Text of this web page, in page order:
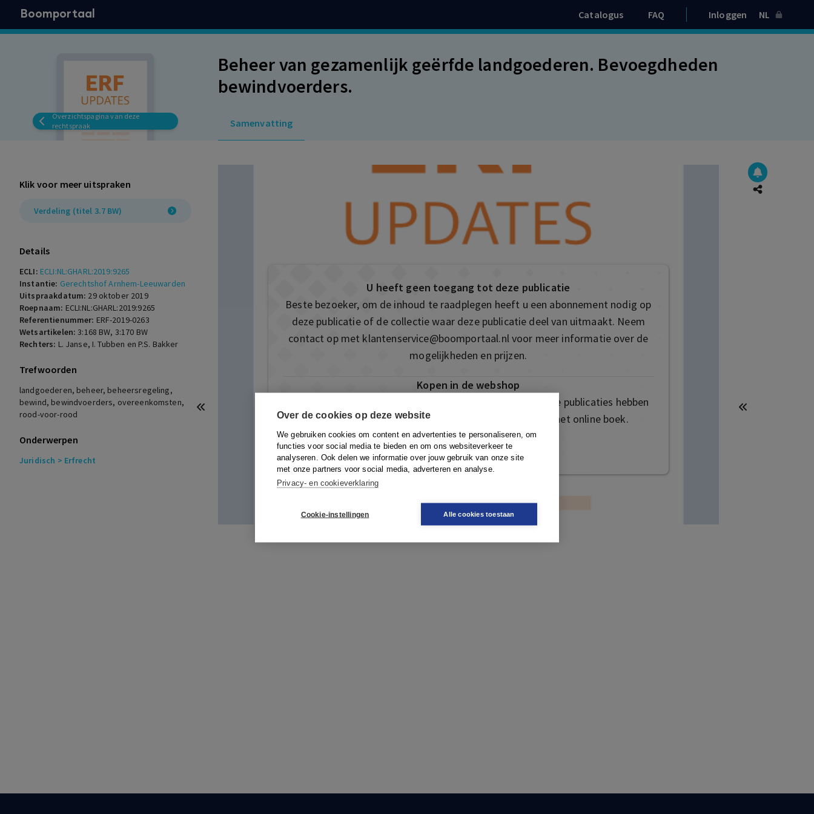
Over de cookies op deze website
We gebruiken cookies om content en advertenties te personaliseren, om
functies voor social media te bieden en om ons websiteverkeer te
analyseren. Ook delen we informatie over jouw gebruik van onze site
met onze partners voor social media, adverteren en analyse.
Privacy- en cookieverklaring
Cookie-instellingen Alle cookies toestaan
Boomportaal Catalogus FAQ Inloggen NL
Overzichtspagina van deze
rechtspraak
Beheer van gezamenlijk geërfde landgoederen. Bevoegdheden
bewindvoerders.
Samenvatting
Klik voor meer uitspraken
Verdeling (titel 3.7 BW)
Details
ECLI: ECLI:NL:GHARL:2019:9265
Instantie: Gerechtshof Arnhem-Leeuwarden
Uitspraakdatum: 29 oktober 2019
Roepnaam: ECLI:NL:GHARL:2019:9265
Referentienummer: ERF-2019-0263
Wetsartikelen:3:168 BW, 3:170 BW
Rechters: L. Janse, I. Tubben en P.S. Bakker
Trefwoorden
landgoederen, beheer, beheersregeling,
bewind, bewindvoerders, overeenkomsten,
rood-voor-rood
Onderwerpen
Juridisch > Erfrecht
U heeft geen toegang tot deze publicatie
Beste bezoeker, om de inhoud te raadplegen heeft u een abonnement nodig op
deze publicatie of de collectie waar deze publicatie deel van uitmaakt. Neem
contact op met klantenservice@boomportaal.nlvoor meer informatie over de
mogelijkheden en prijzen.
Kopen in de webshop
Deze publicatie is ook te vinden in onze webshop. Sommige publicaties hebben
ook de mogelijkheid om direct toegang te kopen tot het online boek.
Naar de webshop